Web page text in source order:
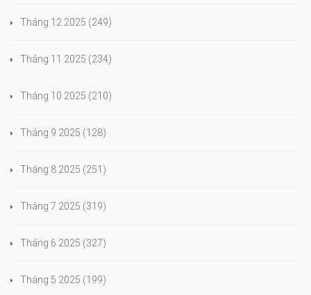
Tháng 12 2025 (249)
Tháng 11 2025 (234)
Tháng 10 2025 (210)
Tháng 9 2025 (128)
Tháng 8 2025 (251)
Tháng 7 2025 (319)
Tháng 6 2025 (327)
Tháng 5 2025 (199)